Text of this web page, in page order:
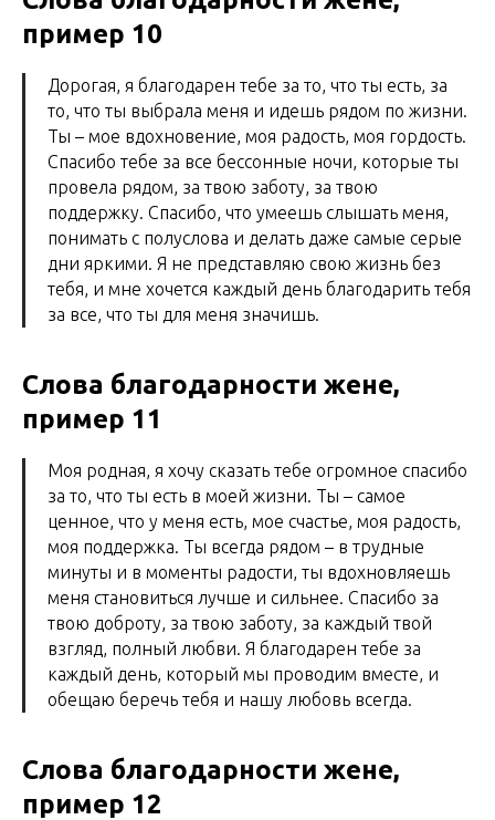
пример 10
Дорогая, я благодарен тебе за то, что ты есть, за
то, что ты выбрала меня и идешь рядом по жизни.
Ты – мое вдохновение, моя радость, моя гордость.
Спасибо тебе за все бессонные ночи, которые ты
провела рядом, за твою заботу, за твою
поддержку. Спасибо, что умеешь слышать меня,
понимать с полуслова и делать даже самые серые
дни яркими. Я не представляю свою жизнь без
тебя, и мне хочется каждый день благодарить тебя
за все, что ты для меня значишь.
Слова благодарности жене,
пример 11
Моя родная, я хочу сказать тебе огромное спасибо
за то, что ты есть в моей жизни. Ты – самое
ценное, что у меня есть, мое счастье, моя радость,
моя поддержка. Ты всегда рядом – в трудные
минуты и в моменты радости, ты вдохновляешь
меня становиться лучше и сильнее. Спасибо за
твою доброту, за твою заботу, за каждый твой
взгляд, полный любви. Я благодарен тебе за
каждый день, который мы проводим вместе, и
обещаю беречь тебя и нашу любовь всегда.
Слова благодарности жене,
пример 12